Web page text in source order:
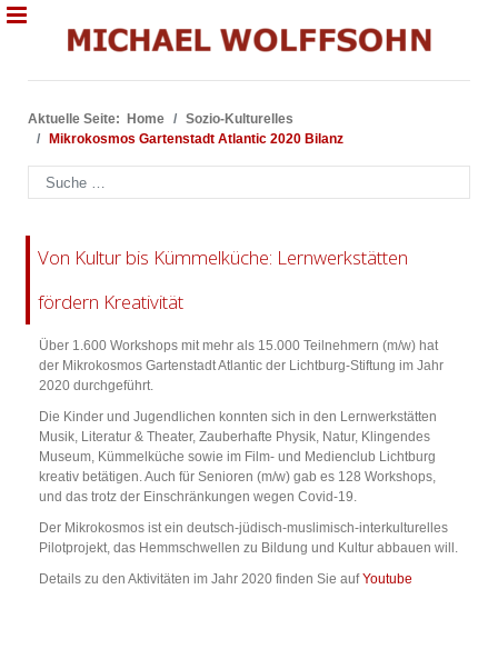
Aktuelle Seite: Home
Sozio-Kulturelles
Mikrokosmos Gartenstadt Atlantic 2020 Bilanz
Suchen
Von Kultur bis Kümmelküche: Lernwerkstätten
fördern Kreativität
Über 1.600 Workshops mit mehr als 15.000 Teilnehmern (m/w) hat
der Mikrokosmos Gartenstadt Atlantic der Lichtburg-Stiftung im Jahr
2020 durchgeführt.
Die Kinder und Jugendlichen konnten sich in den Lernwerkstätten
Musik, Literatur & Theater, Zauberhafte Physik, Natur, Klingendes
Museum, Kümmelküche sowie im Film- und Medienclub Lichtburg
kreativ betätigen. Auch für Senioren (m/w) gab es 128 Workshops,
und das trotz der Einschränkungen wegen Covid-19.
Der Mikrokosmos ist ein deutsch-jüdisch-muslimisch-interkulturelles
Pilotprojekt, das Hemmschwellen zu Bildung und Kultur abbauen will.
Details zu den Aktivitäten im Jahr 2020 finden Sie aufYoutube